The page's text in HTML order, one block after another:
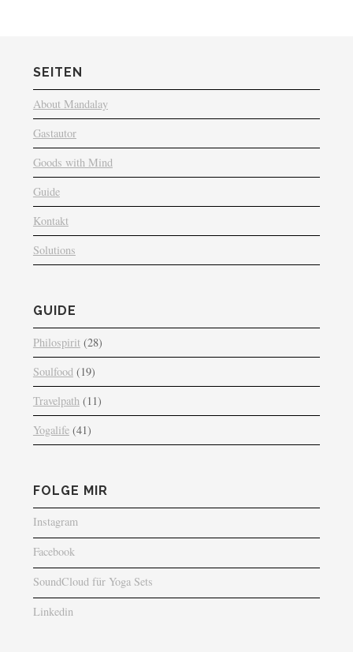
SEITEN
About Mandalay
Gastautor
Goods with Mind
Guide
Kontakt
Solutions
GUIDE
Philospirit(28)
Soulfood(19)
Travelpath(11)
Yogalife(41)
FOLGE MIR
Instagram
Facebook
SoundCloud für Yoga Sets
Linkedin